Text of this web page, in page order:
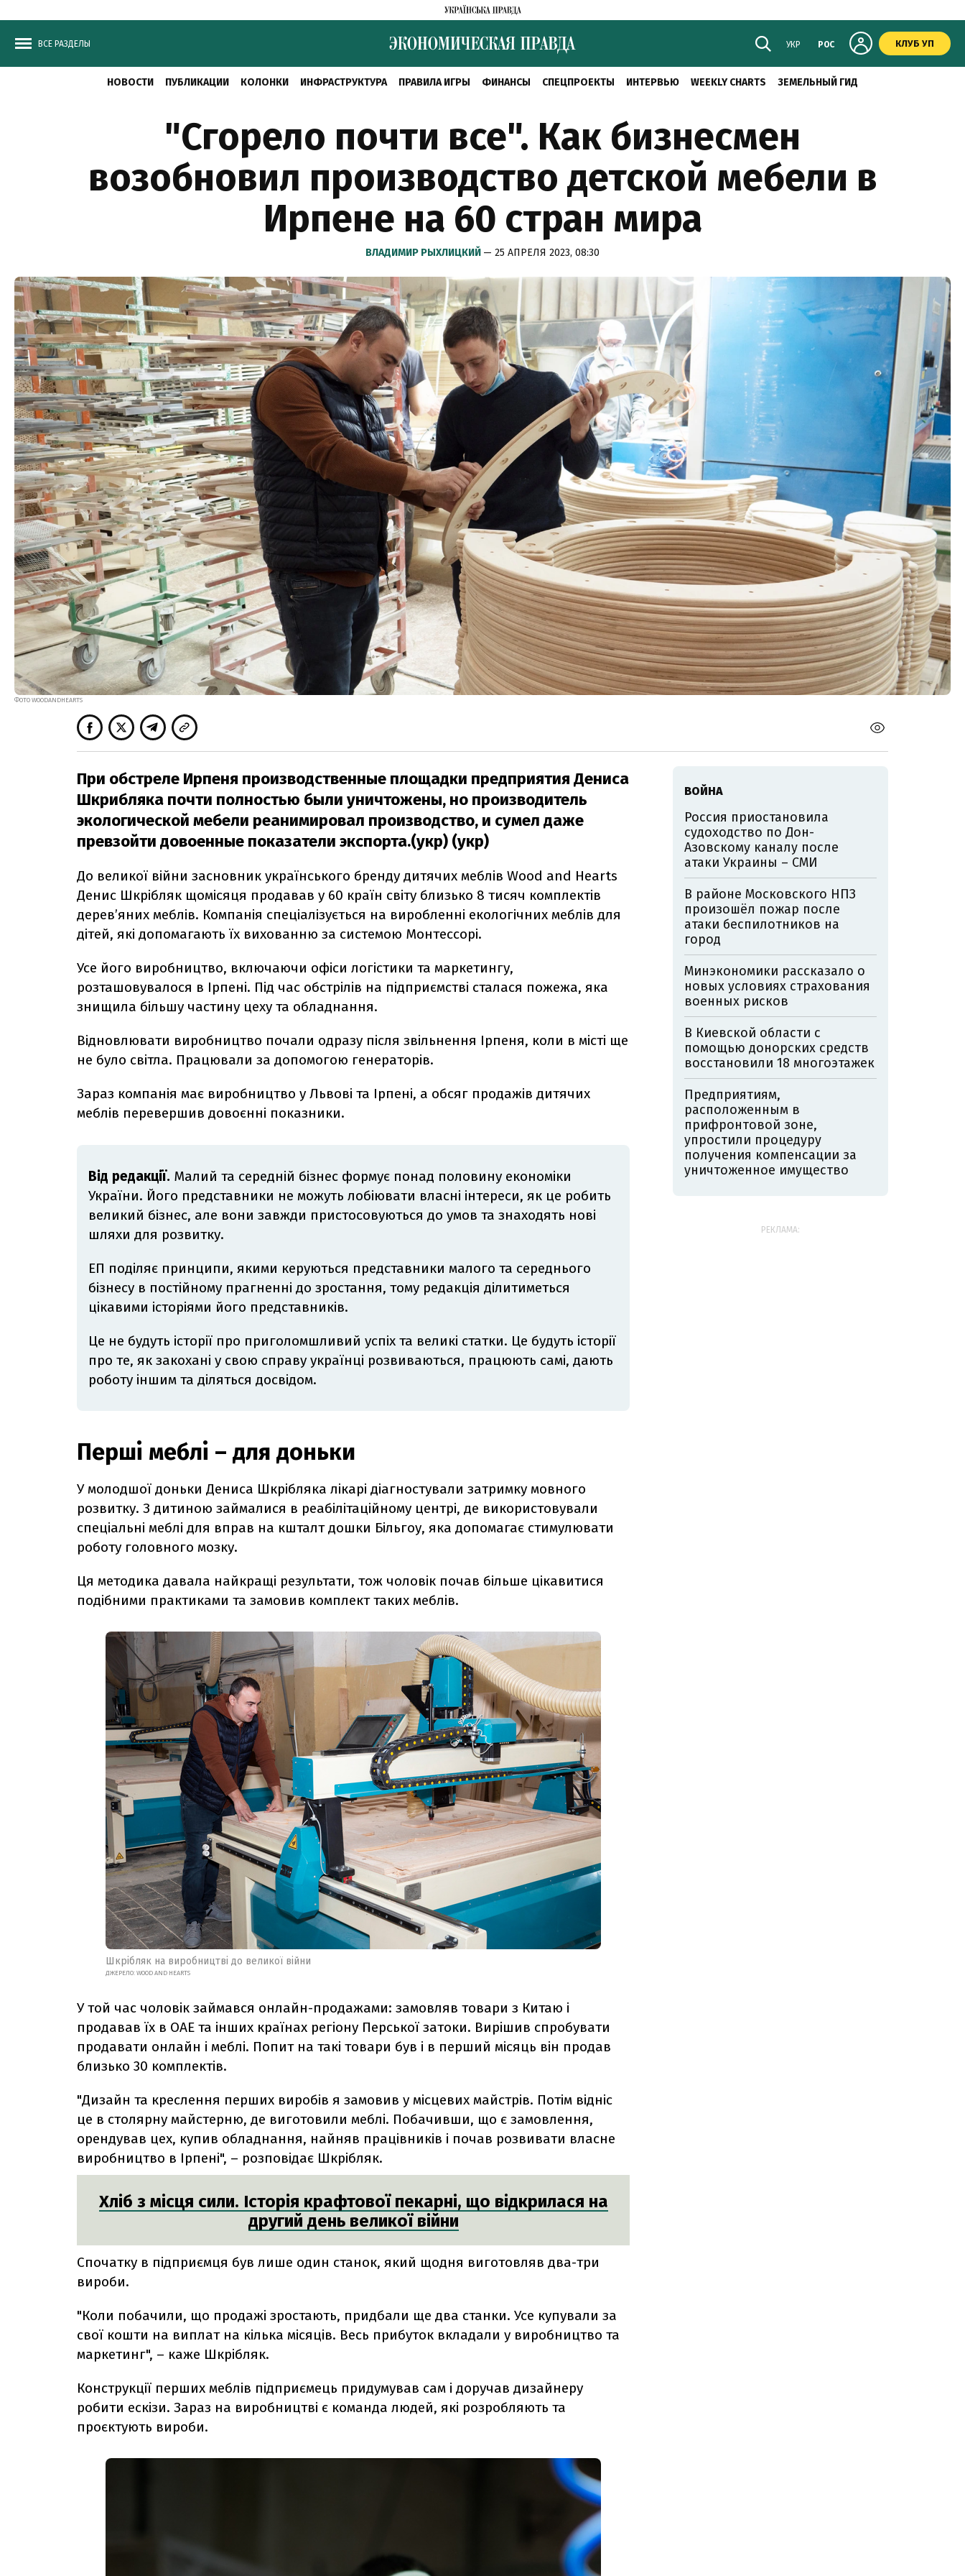
ВСЕ РАЗДЕЛЫ УКР РОС КЛУБ УП
НОВОСТИ ПУБЛИКАЦИИ КОЛОНКИ ИНФРАСТРУКТУРА ПРАВИЛА ИГРЫ ФИНАНСЫ СПЕЦПРОЕКТЫ ИНТЕРВЬЮ WEEKLY CHARTS ЗЕМЕЛЬНЫЙ ГИД
"Сгорело почти все". Как бизнесмен
возобновил производство детской мебели в
Ирпене на 60 стран мира
ВЛАДИМИР РЫХЛИЦКИЙ — 25 АПРЕЛЯ 2023, 08:30
ФОТО WOODANDHEARTS
При обстреле Ирпеня производственные площадки предприятия Дениса
Шкрибляка почти полностью были уничтожены, но производитель
экологической мебели реанимировал производство, и сумел даже
превзойти довоенные показатели экспорта.(укр) (укр)
До великої війни засновник українського бренду дитячих меблів Wood and Hearts
Денис Шкрібляк щомісяця продавав у 60 країн світу близько 8 тисяч комплектів
дерев’яних меблів. Компанія спеціалізується на виробленні екологічних меблів для
дітей, які допомагають їх вихованню за системою Монтессорі.
Усе його виробництво, включаючи офіси логістики та маркетингу,
розташовувалося в Ірпені. Під час обстрілів на підприємстві сталася пожежа, яка
знищила більшу частину цеху та обладнання.
Відновлювати виробництво почали одразу після звільнення Ірпеня, коли в місті ще
не було світла. Працювали за допомогою генераторів.
Зараз компанія має виробництво у Львові та Ірпені, а обсяг продажів дитячих
меблів перевершив довоєнні показники.
Від редакції. Малий та середній бізнес формує понад половину економіки
України. Його представники не можуть лобіювати власні інтереси, як це робить
великий бізнес, але вони завжди пристосовуються до умов та знаходять нові
шляхи для розвитку.
ЕП поділяє принципи, якими керуються представники малого та середнього
бізнесу в постійному прагненні до зростання, тому редакція ділитиметься
цікавими історіями його представників.
Це не будуть історії про приголомшливий успіх та великі статки. Це будуть історії
про те, як закохані у свою справу українці розвиваються, працюють самі, дають
роботу іншим та діляться досвідом.
Перші меблі – для доньки
У молодшої доньки Дениса Шкрібляка лікарі діагностували затримку мовного
розвитку. З дитиною займалися в реабілітаційному центрі, де використовували
спеціальні меблі для вправ на кшталт дошки Більгоу, яка допомагає стимулювати
роботу головного мозку.
Ця методика давала найкращі результати, тож чоловік почав більше цікавитися
подібними практиками та замовив комплект таких меблів.
Шкрібляк на виробництві до великої війни
ДЖЕРЕЛО: WOOD AND HEARTS
У той час чоловік займався онлайн-продажами: замовляв товари з Китаю і
продавав їх в ОАЕ та інших країнах регіону Перської затоки. Вирішив спробувати
продавати онлайн і меблі. Попит на такі товари був і в перший місяць він продав
близько 30 комплектів.
"Дизайн та креслення перших виробів я замовив у місцевих майстрів. Потім відніс
це в столярну майстерню, де виготовили меблі. Побачивши, що є замовлення,
орендував цех, купив обладнання, найняв працівників і почав розвивати власне
виробництво в Ірпені", – розповідає Шкрібляк.
Хліб з місця сили. Історія крафтової пекарні, що відкрилася на
другий день великої війни
Спочатку в підприємця був лише один станок, який щодня виготовляв два-три
вироби.
"Коли побачили, що продажі зростають, придбали ще два станки. Усе купували за
свої кошти на виплат на кілька місяців. Весь прибуток вкладали у виробництво та
маркетинг", – каже Шкрібляк.
Конструкції перших меблів підприємець придумував сам і доручав дизайнеру
робити ескізи. Зараз на виробництві є команда людей, які розробляють та
проєктують вироби.
ВОЙНА
Россия приостановила
судоходство по Дон-
Азовскому каналу после
атаки Украины – СМИ
В районе Московского НПЗ
произошёл пожар после
атаки беспилотников на
город
Минэкономики рассказало о
новых условиях страхования
военных рисков
В Киевской области с
помощью донорских средств
восстановили 18 многоэтажек
Предприятиям,
расположенным в
прифронтовой зоне,
упростили процедуру
получения компенсации за
уничтоженное имущество
РЕКЛАМА: